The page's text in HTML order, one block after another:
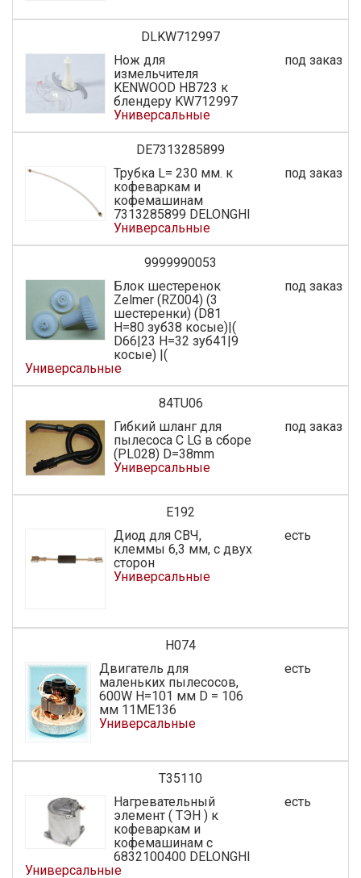
DLKW712997
Нож для
измельчителя
KENWOOD HB723 к
блендеру KW712997
Универсальные
под заказ
DE7313285899
Трубка L= 230 мм. к
кофеваркам и
кофемашинам
7313285899 DELONGHI
Универсальные
под заказ
9999990053
Блок шестеренок
Zelmer (RZ004) (3
шестеренки) (D81
H=80 зуб38 косые)|(
D66|23 H=32 зуб41|9
косые) |(
Универсальные
под заказ
84TU06
Гибкий шланг для
пылесоса C LG в сборе
(PL028) D=38mm
Универсальные
под заказ
E192
Диод для СВЧ,
клеммы 6,3 мм, с двух
сторон
Универсальные
есть
H074
Двигатель для
маленьких пылесосов,
600W H=101 мм D = 106
мм 11ME136
Универсальные
есть
T35110
Нагревательный
элемент ( ТЭН ) к
кофеваркам и
кофемашинам с
6832100400 DELONGHI
Универсальные
есть